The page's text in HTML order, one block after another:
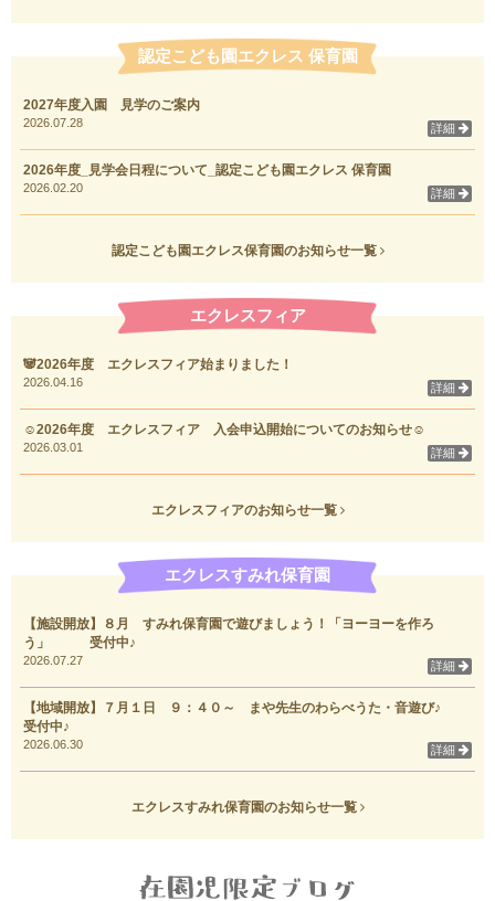
認定こども園エクレス 保育園
2027年度入園 見学のご案内
2026.07.28 詳細
2026年度_見学会日程について_認定こども園エクレス 保育園
2026.02.20 詳細
認定こども園エクレス保育園のお知らせ一覧
エクレスフィア
🐼2026年度 エクレスフィア始まりました！
2026.04.16 詳細
☺2026年度 エクレスフィア 入会申込開始についてのお知らせ☺
2026.03.01 詳細
エクレスフィアのお知らせ一覧
エクレスすみれ保育園
【施設開放】８月 すみれ保育園で遊びましょう！「ヨーヨーを作ろ
う」 受付中♪
2026.07.27 詳細
【地域開放】７月１日 ９：４０～ まや先生のわらべうた・音遊び♪
受付中♪
2026.06.30 詳細
エクレスすみれ保育園のお知らせ一覧